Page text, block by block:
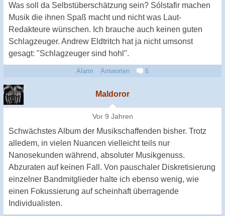
Was soll da Selbstüberschätzung sein? Sólstafir machen
Musik die ihnen Spaß macht und nicht was Laut-
Redakteure wünschen. Ich brauche auch keinen guten
Schlagzeuger. Andrew Eldtritch hat ja nicht umsonst
gesagt: "Schlagzeuger sind hohl".
Alarm Antworten 6
Maldoror
Vor 9 Jahren
Schwächstes Album der Musikschaffenden bisher. Trotz
alledem, in vielen Nuancen vielleicht teils nur
Nanosekunden während, absoluter Musikgenuss.
Abzuraten auf keinen Fall. Von pauschaler Diskretisierung
einzelner Bandmitglieder halte ich ebenso wenig, wie
einen Fokussierung auf scheinhaft überragende
Individualisten.